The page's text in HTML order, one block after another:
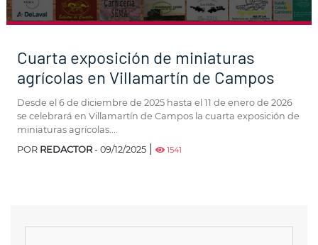
Cuarta exposición de miniaturas
agrícolas en Villamartín de Campos
Desde el 6 de diciembre de 2025 hasta el 11 de enero de 2026
se celebrará en Villamartín de Campos la cuarta exposición de
miniaturas agrícolas....
POR REDACTOR - 09/12/2025 1541